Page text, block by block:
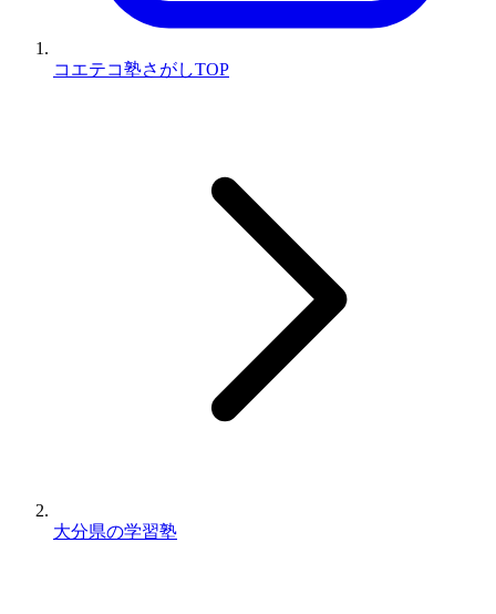
コエテコ塾さがしTOP
大分県の学習塾